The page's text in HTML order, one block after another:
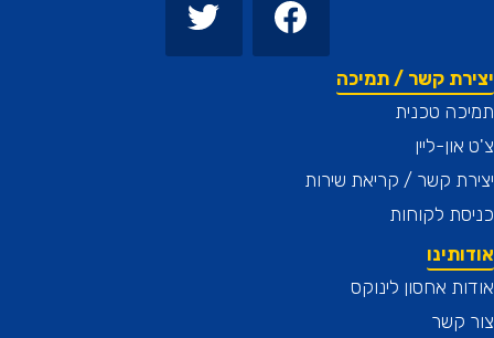
קשר / תמיכה
טכנית
ליין
קשר / קריאת שירות
לקוחות
אחסון לינוקס
קשר